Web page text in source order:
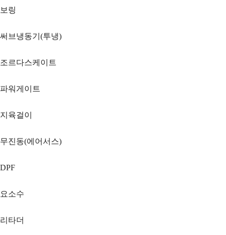
보링
써브냉동기(투냉)
조르다스케이트
파워게이트
지육걸이
무진동(에어서스)
DPF
요소수
리타더